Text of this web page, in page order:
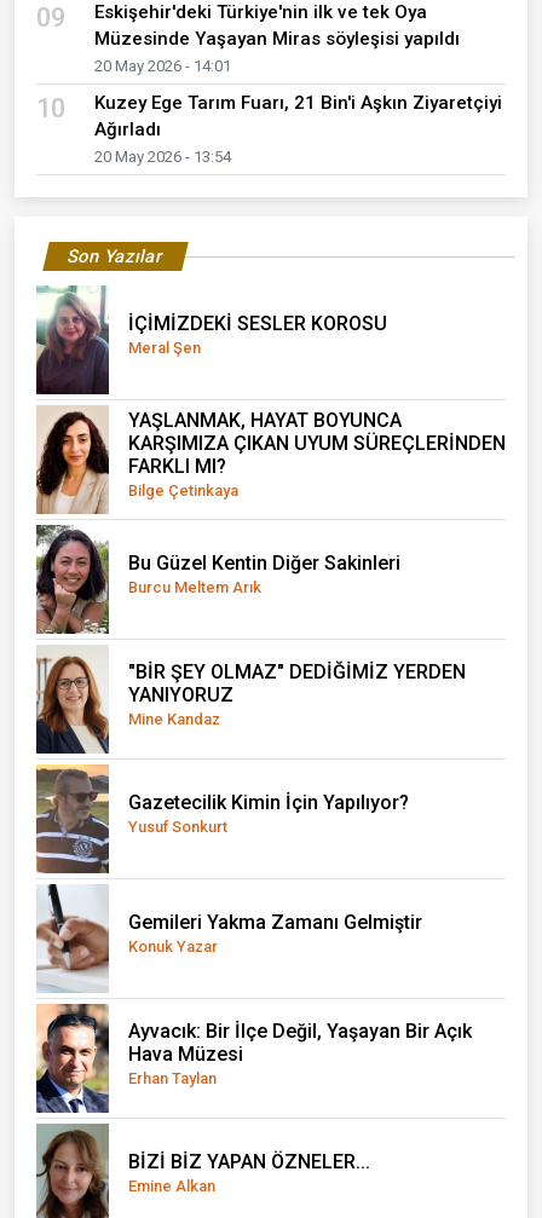
Son Eklenen Haberler
Ankara'da eğitim helikopteri düştü: "2 yaralı"
22 Tem 2026 - 11:02
Bakan Çiftçi Duyurdu: 81 İlde FETÖ/PDY’ye
Yönelik Eş Zamanlı Operasyon
13 Tem 2026 - 11:58
7 Haz 2026 - 12:17
04
Üretici ile Market Arasındaki Uçurum Büyüyor:
Mayıs Ayının Şampiyonu Elma Oldu!
4 Haz 2026 - 10:22
05
Dilan-Engin Polat çiftinin koruması Can Polat,
silahlı saldırıda öldürüldü
3 Haz 2026 - 17:05
06 Reha Muhtar hayatını kaybetti
3 Haz 2026 - 12:16
07
kontrolünden geçirildi
25 May 2026 - 12:09
08
Bayram yolcularını taşıyan otobüs alevlere
teslim oldu
24 May 2026 - 13:15
09
Eskişehir'deki Türkiye'nin ilk ve tek Oya
Müzesinde Yaşayan Miras söyleşisi yapıldı
20 May 2026 - 14:01
10
Kuzey Ege Tarım Fuarı, 21 Bin'i Aşkın Ziyaretçiyi
Ağırladı
20 May 2026 - 13:54
Son Yazılar
İÇİMİZDEKİ SESLER KOROSU
Meral Şen
YAŞLANMAK, HAYAT BOYUNCA
FARKLI MI?
Bilge Çetinkaya